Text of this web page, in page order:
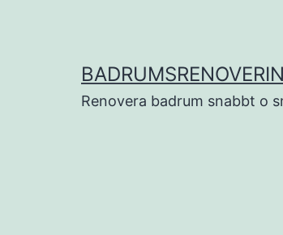
Renovera badrum snabbt o